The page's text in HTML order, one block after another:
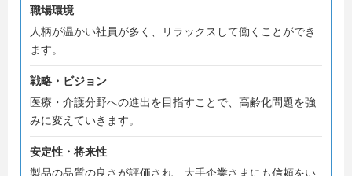
「岐阜で腰を据えて働きたい！」
「文系だけどモノづくりに興味がある！」
皆様にお会いできることを楽しみにしております☆★☆
職場環境
人柄が温かい社員が多く、リラックスして働くことができ
ます。
戦略・ビジョン
医療・介護分野への進出を目指すことで、高齢化問題を強
みに変えていきます。
安定性・将来性
製品の品質の良さが評価され、大手企業さまにも信頼をい